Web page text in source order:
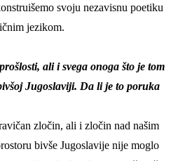
svoju nezavisnu poetiku
jezikom.
ali i svega onoga što je tom
Jugoslaviji. Da li je to poruka
zločin, ali i zločin nad našim
bivše Jugoslavije nije moglo